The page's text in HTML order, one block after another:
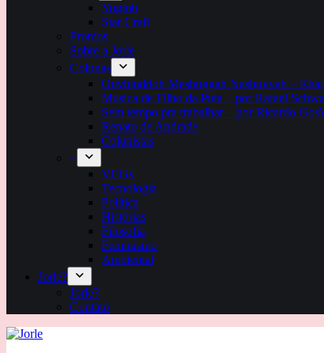
Yugioh
Star Craft
Promos
Sobre a Jorle
Colunas
Ouvhinddoh Meshuggah Nashuvvah –
Musica de Filho da Puta – por Rafael
Sem tempo pra trabalhar – por Ricardo
Renato de Andrade
Colunistas
+
VEGs
Tecnologia
Política
Histórias
Filosofia
Feminismo
Ambiental
Jorle?
Jorle?
Contato